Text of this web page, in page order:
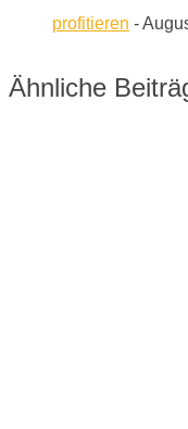
profitieren -
Ähnliche